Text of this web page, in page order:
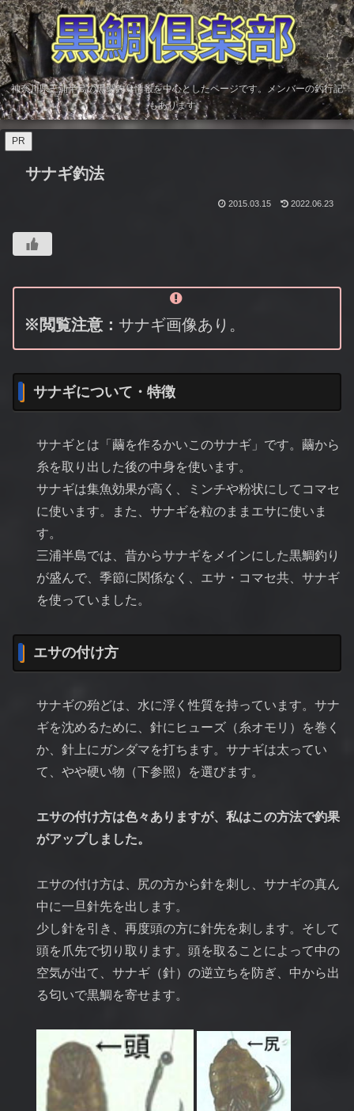
神奈川県三浦半島の黒鯛釣り情報を中心としたページです。メンバーの釣行記
もあります。
PR
サナギ釣法
2015.03.15 2022.06.23
※閲覧注意： サナギ画像あり。
サナギについて・特徴
サナギとは「繭を作るかいこのサナギ」です。繭から
糸を取り出した後の中身を使います。
サナギは集魚効果が高く、ミンチや粉状にしてコマセ
に使います。また、サナギを粒のままエサに使いま
す。
三浦半島では、昔からサナギをメインにした黒鯛釣り
が盛んで、季節に関係なく、エサ・コマセ共、サナギ
を使っていました。
エサの付け方
サナギの殆どは、水に浮く性質を持っています。サナ
ギを沈めるために、針にヒューズ（糸オモリ）を巻く
か、針上にガンダマを打ちます。サナギは太ってい
て、やや硬い物（下参照）を選びます。
エサの付け方は色々ありますが、私はこの方法で釣果
がアップしました。
エサの付け方は、尻の方から針を刺し、サナギの真ん
中に一旦針先を出します。
少し針を引き、再度頭の方に針先を刺します。そして
頭を爪先で切り取ります。頭を取ることによって中の
空気が出て、サナギ（針）の逆立ちを防ぎ、中から出
る匂いで黒鯛を寄せます。